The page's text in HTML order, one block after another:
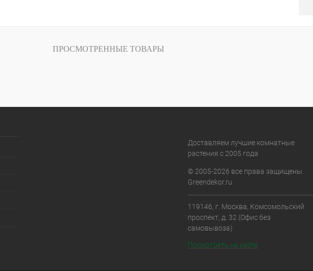
ПРОСМОТРЕННЫЕ ТОВАРЫ
Доставляем лучшие комнатные
растения с 2005 года
© 2005-2026 все права защищены
Greendekor.ru
119146, г. Москва, Комсомольский
проспект, д. 32 (Офис без
самовывоза)
Посмотреть на карте